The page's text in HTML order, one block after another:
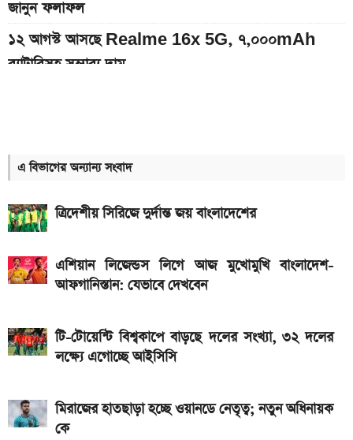
জানুন ফলাফল
১২ আগস্ট আসছে Realme 16x 5G, ৭,০০০mAh
ব্যাটারিসহ সম্ভাব্য দাম
দেশের বাজারে আজকের স্বর্ণের দাম, প্রতি ভরি কত
ইন্টার মায়ামির বাকি দুই ম্যাচের সূচি প্রকাশ; যেভাবে দেখবেন
লাইভ
দাম কত?
একটু পর শুরু, Milan Vs Inter ম্যাচ; লাইভ দেখুন এখানে
একটু পর শুরু, চেলসি ও জুভেন্টাস ম্যাচ; লাইভ দেখুন এখানে
আজকের স্বর্ণের বাজারদর: ০৬ আগস্ট ২০২৬
আজকের সকল দেশের টাকার রেট: ০৫ আগস্ট ২০২৬
এ বিভাগের অন্যান্য সংবাদ
ত্রিদেশীয় সিরিজে দুর্দান্ত জয় বাংলাদেশের
এশিয়ান লিজেন্ডস লিগে আজ মুখোমুখি বাংলাদেশ-
আফগানিস্তান: যেভাবে দেখবেন
টি-টোয়েন্টি বিশ্বকাপে বাড়ছে দলের সংখ্যা, ৩২ দলের
লক্ষ্যে এগোচ্ছে আইসিসি
মিরাজের হাতছাড়া হচ্ছে ওয়ানডে নেতৃত্ব; নতুন অধিনায়ক
কে